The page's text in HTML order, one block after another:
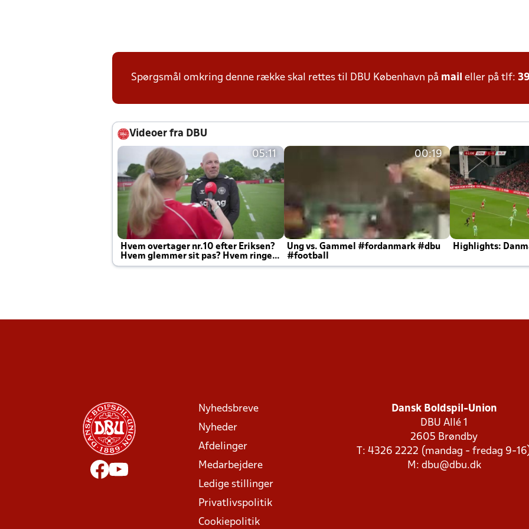
Spørgsmål omkring denne række skal rettes til DBU København på mail eller på tlf:
Videoer fra DBU
05:11
Hvem overtager nr.10 efter Eriksen?
Hvem glemmer sit pas? Hvem ringer
Joachim altid til efter kampe?
00:19
Ung vs. Gammel #fordanmark #dbu
#football
Highlights:
Nyhedsbreve
Nyheder
Afdelinger
Medarbejdere
Ledige stillinger
Privatlivspolitik
Cookiepolitik
Dansk Boldspil-Union
DBU Allé 1
2605 Brøndby
T: 4326 2222 (mandag - fredag 9-
M: dbu@dbu.dk